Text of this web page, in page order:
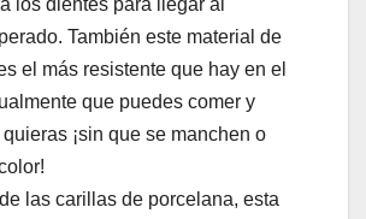
También este material de
el más resistente que hay en el
que puedes comer y
¡sin que se manchen o
las carillas de porcelana, esta